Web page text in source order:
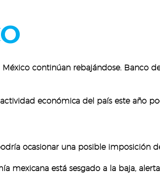
México continúan rebajándose.
económica del país este año
ocasionar una posible imposición
mexicana está sesgado a la baja,